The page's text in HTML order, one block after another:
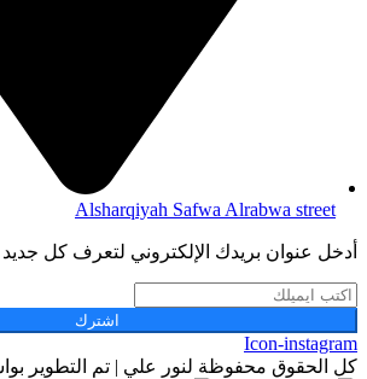
Alsharqiyah Safwa Alrabwa street
أدخل عنوان بريدك الإلكتروني لتعرف كل جديد
اشترك
Icon-instagram
كل الحقوق محفوظة لنور علي | تم التطوير